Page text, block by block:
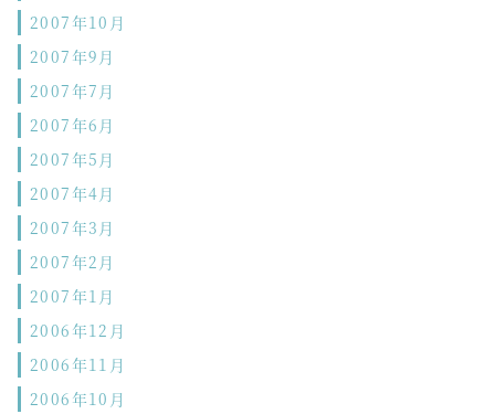
2007年10月
2007年9月
2007年7月
2007年6月
2007年5月
2007年4月
2007年3月
2007年2月
2007年1月
2006年12月
2006年11月
2006年10月